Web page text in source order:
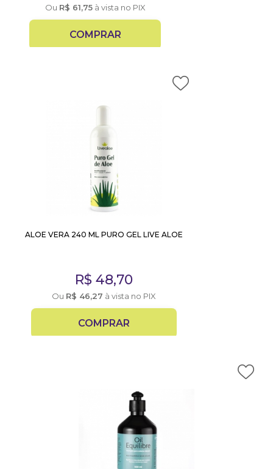
Ou R$ 61,75à vista no PIX
COMPRAR
ALOE VERA 240 ML PURO GEL LIVE ALOE
R$ 48,70
Ou R$ 46,27 à vista no PIX
COMPRAR